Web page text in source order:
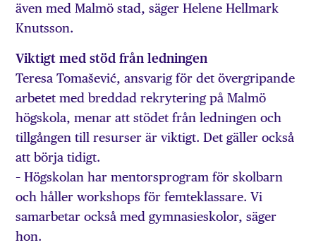
även med Malmö stad, säger Helene Hellmark
Knutsson.
Viktigt med stöd från ledningen
Teresa Tomašević, ansvarig för det övergripande
arbetet med breddad rekrytering på Malmö
högskola, menar att stödet från ledningen och
tillgången till resurser är viktigt. Det gäller också
att börja tidigt.
– Högskolan har mentorsprogram för skolbarn
och håller workshops för femteklassare. Vi
samarbetar också med gymnasieskolor, säger
hon.